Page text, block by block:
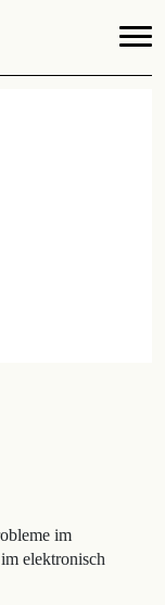
im
elektronisch